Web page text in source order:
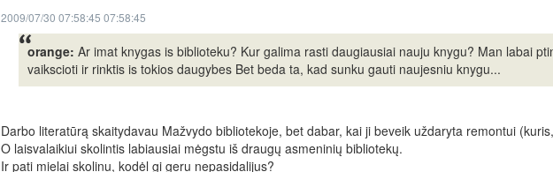
2009/07/30 07:58:45 07:58:45
orange: Ar imat knygas is biblioteku? Kur galima rasti daugiausiai nauju knygu? Man labai
vaikscioti ir rinktis is tokios daugybes Bet beda ta, kad sunku gauti naujesniu knygu...
Darbo literatūrą skaitydavau Mažvydo bibliotekoje, bet dabar, kai ji beveik uždaryta remontui
O laisvalaikiui skolintis labiausiai mėgstu iš draugų asmeninių bibliotekų.
Ir pati mielai skolinu, kodėl gi geru nepasidalijus?